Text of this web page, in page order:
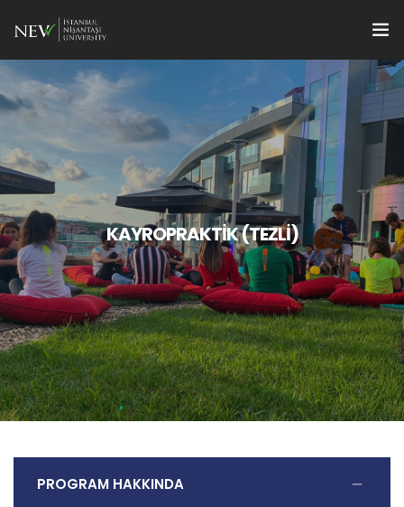
Başvuru
Öğrenciler İçin
Öğretim Üyeleri İçin
International Students
Enstitü Yönetimi
KAYROPRAKTİK (TEZLİ)
PROGRAM HAKKINDA